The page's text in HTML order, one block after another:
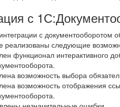
с
с документооборотом
реализованы следующие
функционал интерактивного
возможность выбора
возможность отображения